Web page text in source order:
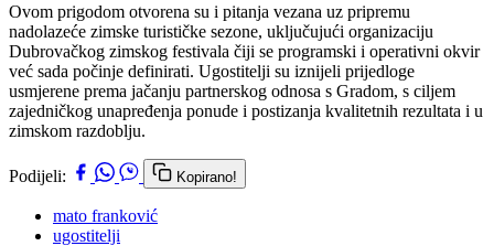
Ovom prigodom otvorena su i pitanja vezana uz pripremu
nadolazeće zimske turističke sezone, uključujući organizaciju
Dubrovačkog zimskog festivala čiji se programski i operativni okvir
već sada počinje definirati. Ugostitelji su iznijeli prijedloge
usmjerene prema jačanju partnerskog odnosa s Gradom, s ciljem
zajedničkog unapređenja ponude i postizanja kvalitetnih rezultata i u
zimskom razdoblju.
Podijeli: Kopirano!
mato franković
ugostitelji